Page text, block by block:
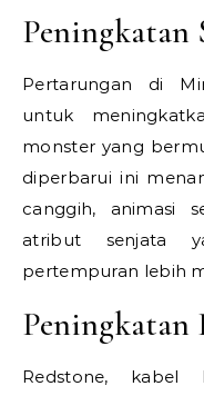
Peningkatan
Pertarungan di
untuk
monster yang
diperbarui ini
canggih, animasi
atribut senjata
pertempuran lebih
Peningkatan
Redstone, kabel